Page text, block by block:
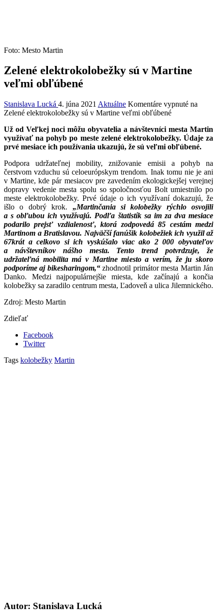
Foto: Mesto Martin
Zelené elektrokolobežky sú v Martine
veľmi obľúbené
Stanislava Lucká 4. júna 2021 Aktuálne Komentáre vypnuté na
Zelené elektrokolobežky sú v Martine veľmi obľúbené
Už od Veľkej noci môžu obyvatelia a návštevníci mesta Martin
využívať na pohyb po meste zelené elektrokolobežky. Údaje za
prvé mesiace ich používania ukazujú, že sú veľmi obľúbené.
Podpora udržateľnej mobility, znižovanie emisii a pohyb na
čerstvom vzduchu sú celoeurópskym trendom. Inak tomu nie je ani
v Martine, kde pár mesiacov pre zavedením ekologickejšej verejnej
dopravy vedenie mesta spolu so spoločnosťou Bolt umiestnilo po
meste elektrokolobežky. Prvé údaje o ich využívaní dokazujú, že
išlo o dobrý krok.
„Martinčania si kolobežky rýchlo osvojili
a s obľubou ich využívajú. Podľa štatistík sa im za dva mesiace
podarilo prejsť vzdialenosť, ktorá zodpovedá 85 cestám medzi
Martinom a Bratislavou. Najväčší fanúšik kolobežiek ich využil až
67krát a celkovo si ich vyskúšalo viac ako 2 000 obyvateľov
a návštevníkov nášho mesta. Tento trend potvrdzuje, že
udržateľná mobilita má v Martine miesto a verím, že ju skoro
podporíme aj bikesharingom,“zhodnotil primátor mesta Martin Ján
Danko. Medzi najpopulárnejšie miesta, kde začínajú a končia
kolobežky sa zaradilo centrum mesta, Ľadoveň a ulica Jilemnického.
Zdroj: Mesto Martin
Zdieľať
Facebook
Twitter
Tags kolobežky Martin
Autor: Stanislava Lucká